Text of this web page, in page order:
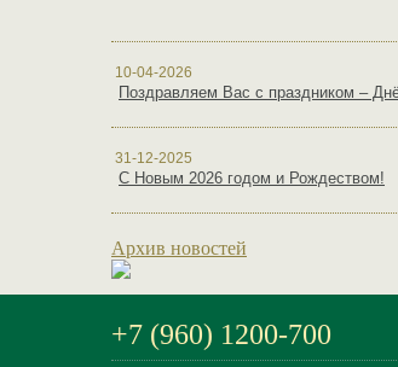
10-04-2026
Поздравляем Вас с праздником –
31-12-2025
С Новым 2026 годом и Рождеством!
Архив новостей
+7 (960) 1200-700